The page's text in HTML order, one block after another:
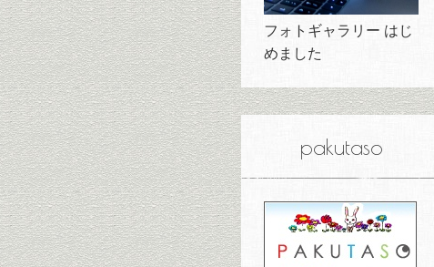
フォトギャラリー はじ
めました
pakutaso